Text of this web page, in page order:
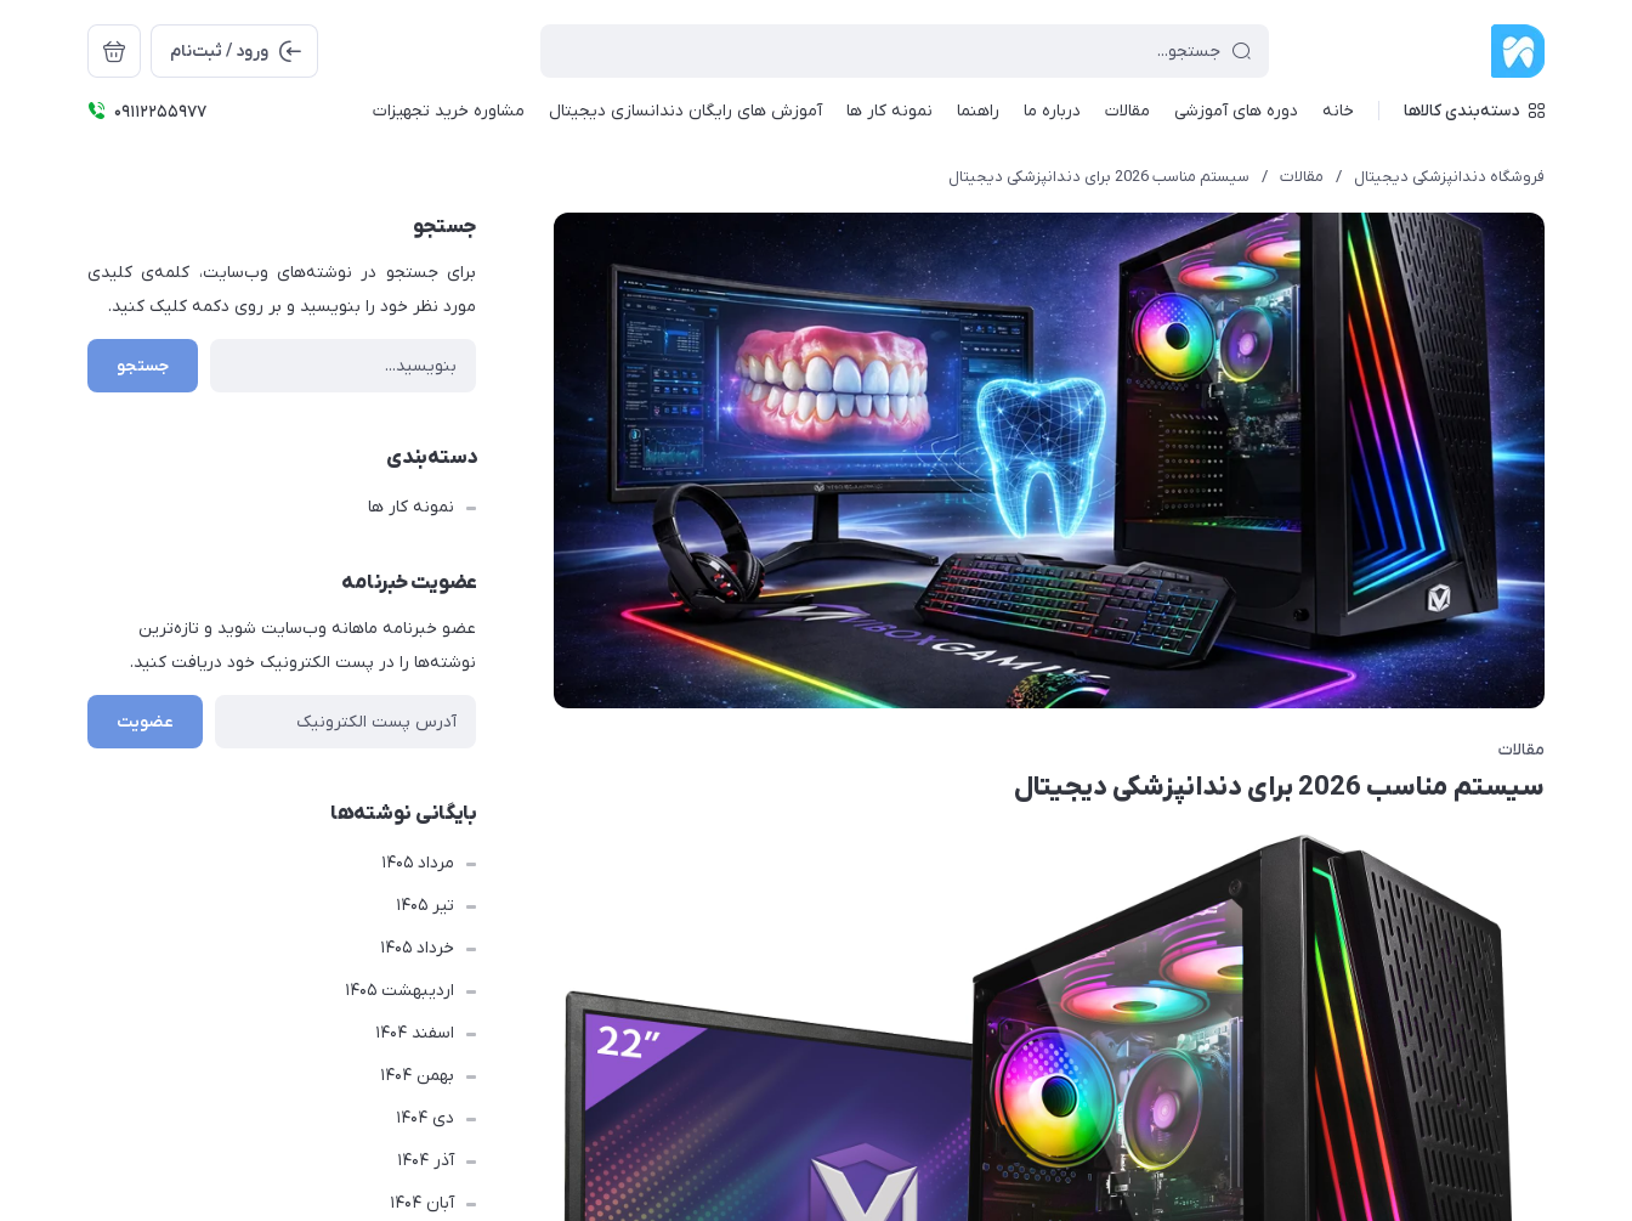
ورود / ثبت‌نام
دسته‌بندی کالاها خانه دوره های آموزشی مقالات درباره ما راهنما نمونه کار ها آموزش های رایگان دندانسازی دیجیتال مشاوره خرید تجهیزات 09112255977
فروشگاه دندانپزشکی دیجیتال / مقالات / سیستم مناسب 2026 برای دندانپزشکی دیجیتال
مقالات
سیستم مناسب 2026 برای دندانپزشکی دیجیتال
جستجو
برای جستجو در نوشته‌های وب‌سایت، کلمه‌ی کلیدی
مورد نظر خود را بنویسید و بر روی دکمه کلیک کنید.
جستجو
دسته‌بندی
نمونه کار ها
عضویت خبرنامه
عضو خبرنامه ماهانه وب‌سایت شوید و تازه‌ترین
نوشته‌ها را در پست الکترونیک خود دریافت کنید.
عضویت
بایگانی نوشته‌ها
مرداد 1405
تير 1405
خرداد 1405
ارديبهشت 1405
اسفند 1404
بهمن 1404
دی 1404
آذر 1404
آبان 1404